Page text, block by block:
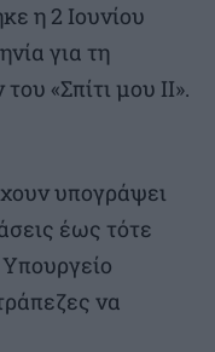
η 2 Ιουνίου
για τη
«Σπίτι μου ΙΙ».
υπογράψει
έως τότε
να